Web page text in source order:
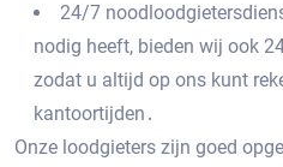
24/7
nodig heeft, bieden wij ook
zodat u altijd op ons kunt
kantoortijden․
Onze loodgieters zijn goed